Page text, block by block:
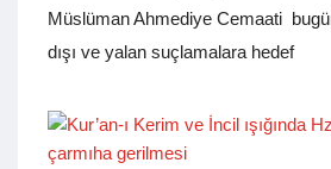
Müslüman Ahmediye Cemaati
dışı ve yalan suçlamalara hedef